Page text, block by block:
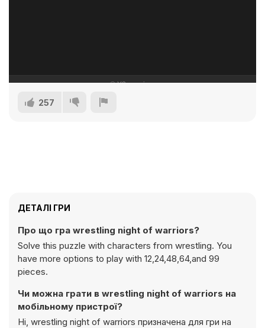
257
ДЕТАЛІ ГРИ
Про що гра wrestling night of warriors?
Solve this puzzle with characters from wrestling. You
have more options to play with 12,24,48,64,and 99
pieces.
Чи можна грати в wrestling night of warriors на
мобільному пристрої?
Ні, wrestling night of warriors призначена для гри на